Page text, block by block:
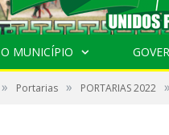
O MUNICÍPIO
» Portarias » PORTARIAS 2022 »